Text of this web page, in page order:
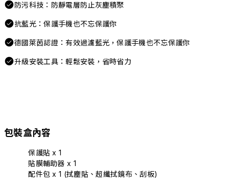
防污科技：防靜電層防止灰塵積聚
抗藍光：保護手機也不忘保護你
德國萊茵認證：有效過濾藍光，保護手機也不忘保護你
升級安裝工具：輕鬆安裝，省時省力
包裝盒內容
保護貼 x 1
貼膜輔助器 x 1
配件包 x 1 (拭塵貼、超纖拭鏡布、刮板)